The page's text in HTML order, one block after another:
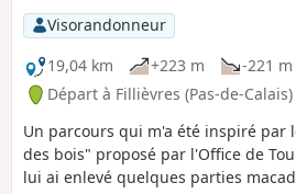
Visorandonneur
19,04 km
+223 m -221 m
Départ à Fillièvres (Pas-de-Calais)
Un parcours qui m'a été inspiré par
des bois" proposé par l'Office de
lui ai enlevé quelques parties